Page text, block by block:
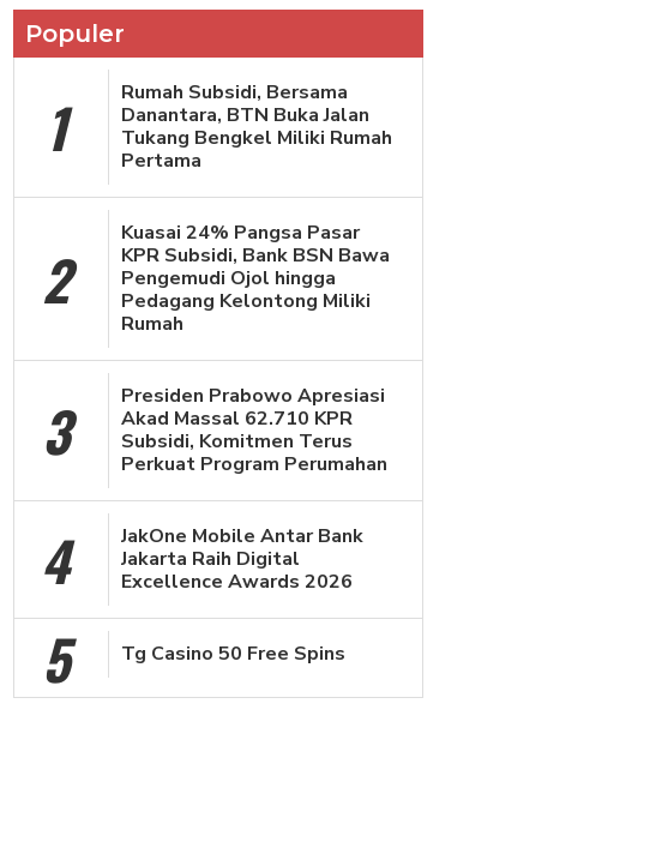
Populer
1
Rumah Subsidi, Bersama
Danantara, BTN Buka Jalan
Tukang Bengkel Miliki Rumah
Pertama
2
Kuasai 24% Pangsa Pasar
KPR Subsidi, Bank BSN Bawa
Pengemudi Ojol hingga
Pedagang Kelontong Miliki
Rumah
3
Presiden Prabowo Apresiasi
Akad Massal 62.710 KPR
Subsidi, Komitmen Terus
Perkuat Program Perumahan
4
JakOne Mobile Antar Bank
Jakarta Raih Digital
Excellence Awards 2026
5 Tg Casino 50 Free Spins